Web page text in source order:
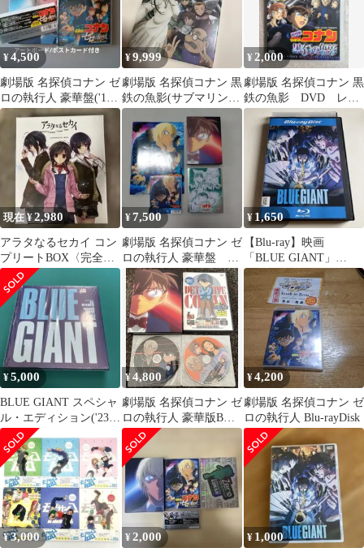
¥4,500
劇場版 名探偵コナン ゼ
ロの執行人 豪華盤('18
小学館/読売テレビ/日本
テレ…
¥9,999
劇場版 名探偵コナン 黒
鉄の魚影(サブマリン)
豪華盤('23小学館/読売
テレ…
¥ 2,000
劇場版 名探偵コナン 黒
鉄の魚影 DVD レン
タル アニメ くろが
ねのサブマリン
現在 ¥2,980
アラタなるセカイ コン
プリートBOX〈完全生
産限定版・2枚組〉
¥7,500
劇場版 名探偵コナン ゼ
ロの執行人 豪華盤
DVD パンフレット
サントラ
¥ 1,650
【Blu-ray】映画
「BLUE GIANT」
(2023)
¥5,000
BLUE GIANT スペシャ
ル・エディション('23映
画「BLUE GIAN…
¥4,800
劇場版 名探偵コナン ゼ
ロの執行人 豪華版BD
＋他名探偵コナンDVD
セット
¥4,200
劇場版 名探偵コナン ゼ
ロの執行人 Blu-rayDisk
¥3,000 ¥2,000 ¥ 1,000